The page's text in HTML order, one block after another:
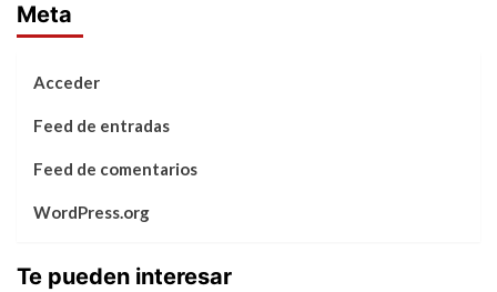
Meta
Acceder
Feed de entradas
Feed de comentarios
WordPress.org
Te pueden interesar